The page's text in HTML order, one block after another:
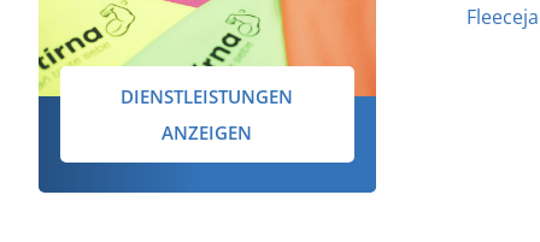
DIENSTLEISTUNGEN
ANZEIGEN